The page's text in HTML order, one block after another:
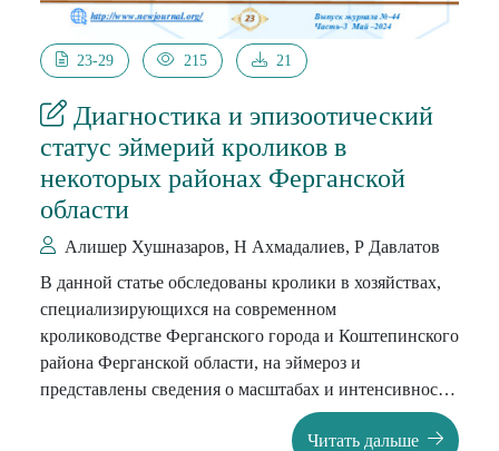
23-29 215 21
Диагностика и эпизоотический
статус эймерий кроликов в
некоторых районах Ферганской
области
Алишер Хушназаров, Н Ахмадалиев, Р Давлатов
В данной статье обследованы кролики в хозяйствах,
специализирующихся на современном
кролиководстве Ферганского города и Коштепинского
района Ферганской области, на эймероз и
представлены сведения о масштабах и интенсивности
зараженности в хозяйствах этих районов.
Читать дальше